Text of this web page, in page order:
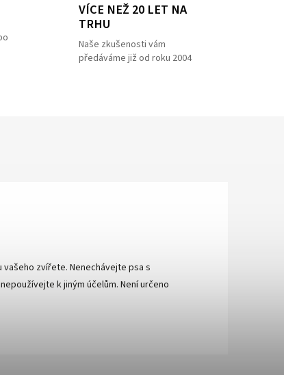
VÍCE NEŽ 20 LET NA
TRHU
Naše zkušenosti vám
předáváme již od roku 2004
zvířete. Nenechávejte psa s
k jiným účelům. Není určeno